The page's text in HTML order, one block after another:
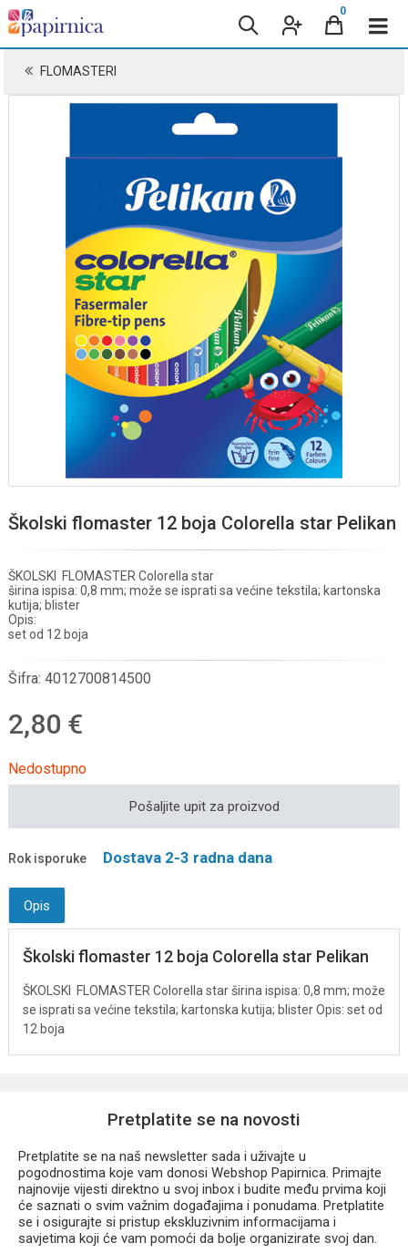
0
FLOMASTERI
Školski flomaster 12 boja Colorella star Pelikan
ŠKOLSKI FLOMASTER Colorella star
širina ispisa: 0,8 mm; može se isprati sa većine tekstila; kartonska
kutija; blister
Opis:
set od 12 boja
Šifra: 4012700814500
2,80 €
Nedostupno
Pošaljite upit za proizvod
Rok isporuke Dostava 2-3 radna dana
Opis
Školski flomaster 12 boja Colorella star Pelikan
ŠKOLSKI FLOMASTERColorella starširina ispisa: 0,8 mm; može
se isprati sa većine tekstila; kartonska kutija; blisterOpis: set od
12 boja
Pretplatite se na novosti
Pretplatite se na naš newsletter sada i uživajte u
pogodnostima koje vam donosi Webshop Papirnica. Primajte
najnovije vijesti direktno u svoj inbox i budite među prvima koji
će saznati o svim važnim događajima i ponudama. Pretplatite
se i osigurajte si pristup ekskluzivnim informacijama i
savjetima koji će vam pomoći da bolje organizirate svoj dan.